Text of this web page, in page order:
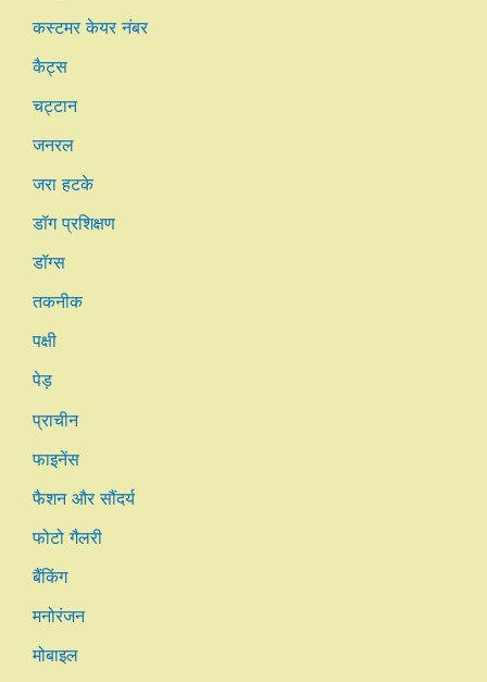
कस्टमर केयर नंबर
कैट्स
चट्टान
जनरल
जरा हटके
डॉग प्रशिक्षण
डॉग्स
तकनीक
पक्षी
पेड़
प्राचीन
फाइनेंस
फैशन और सौंदर्य
फोटो गैलरी
बैंकिंग
मनोरंजन
मोबाइल